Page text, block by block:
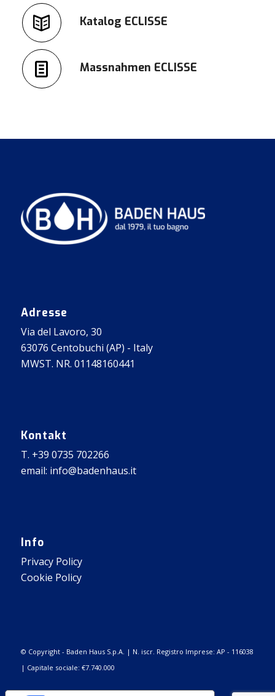
Katalog ECLISSE
Massnahmen ECLISSE
Adresse
Via del Lavoro, 30
63076 Centobuchi (AP) - Italy
MWST. NR. 01148160441
Kontakt
T. +39 0735 702266
email: info@badenhaus.it
Info
Privacy Policy
Cookie Policy
© Copyright - Baden Haus S.p.A. | N. iscr. Registro Imprese: AP - 116038
| Capitale sociale: €7.740.000